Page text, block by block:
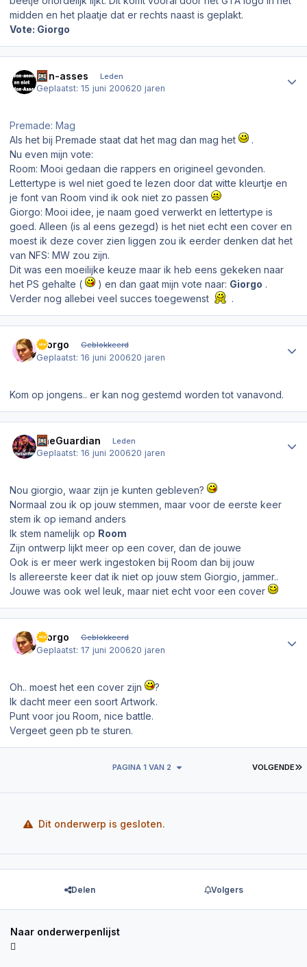
midden en het plaatje dat er rechts naast is geplakt.
Vote: Giorgo
Jon-asses Leden
Geplaatst:15 juni 200620 jaren
Premade: Mag
Als het bij Premade staat dat het mag dan mag het
.
Nu even mijn vote:
Room: Mooi gedaan die rappers en origineel gevonden.
Lettertype is wel niet goed te lezen door dat witte kleurtje en
je font van Room vind ik ook niet zo passen
Giorgo: Mooi idee, je naam goed verwerkt en lettertype is
goed. Alleen (is al eens gezegd) is het niet echt een cover en
moest ik deze cover zien liggen zou ik eerder denken dat het
van NFS: MW zou zijn.
Dit was een moeilijke keuze maar ik heb eens gekeken naar
het PS gehalte (
) en dan gaat mijn vote naar: Giorgo .
Verder nog allebei veel succes toegewenst
.
Giorgo Geblokkeerd
Geplaatst:16 juni 200620 jaren
Kom op jongens.. er kan nog gestemd worden tot vanavond.
TheGuardian Leden
Geplaatst:16 juni 200620 jaren
Nou giorgio, waar zijn je kunten gebleven?
Normaal zou ik op jouw stemmen, maar voor de eerste keer
stem ik op iemand anders
Ik stem namelijk op Room
Zijn ontwerp lijkt meer op een cover, dan de jouwe
Ook is er meer werk ingestoken bij Room dan bij jouw
Is allereerste keer dat ik niet op jouw stem Giorgio, jammer..
Jouwe was ook wel leuk, maar niet echt voor een cover
Giorgo Geblokkeerd
Geplaatst:17 juni 200620 jaren
Oh.. moest het een cover zijn
?
Ik dacht meer een soort Artwork.
Punt voor jou Room, nice battle.
Vergeet geen pb te sturen.
VOLGENDE
PAGINA 1 VAN 2
Dit onderwerp is gesloten.
Delen Volgers
Naar onderwerpenlijst